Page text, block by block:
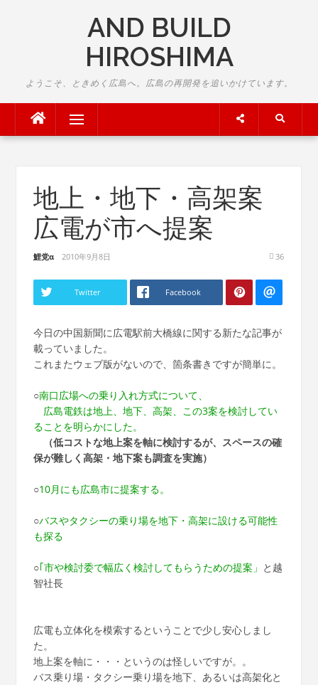
AND BUILD
HIROSHIMA
ようこそ、ときめく広島へ。広島の再開発を追いかけています。
Menu
地上・地下・高架案
広電が市へ提案
鯉党α 2010年9月8日 36
Twitter Facebook
今日の中国新聞に広電駅前大橋線に関する新たな記事が
載っていました。
これまたウェブ版がないので、箇条書きですが簡単に。
○南口広場への乗り入れ方式について、
広島電鉄は地上、地下、高架、この3案を検討してい
ることを明らかにした。
（低コストな地上案を軸に検討するが、スペースの確
保が難しく高架・地下案も調査を実施）
○10月にも広島市に提案する。
○バスやタクシーの乗り場を地下・高架に設ける可能性
も探る
○｢市や検討委で幅広く検討してもらうための提案」 と越
智社長
広電も立体化を模索するということで少し安心しまし
た。
地上案を軸に・・・というのは怪しいですが。。
バス乗り場・タクシー乗り場を地下、あるいは高架化と